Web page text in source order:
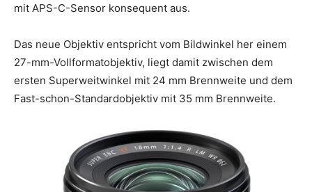
mit APS-C-Sensor konsequent aus.
Das neue Objektiv entspricht vom Bildwinkel her einem
27-mm-Vollformatobjektiv, liegt damit zwischen dem
ersten Superweitwinkel mit 24 mm Brennweite und dem
Fast-schon-Standardobjektiv mit 35 mm Brennweite.